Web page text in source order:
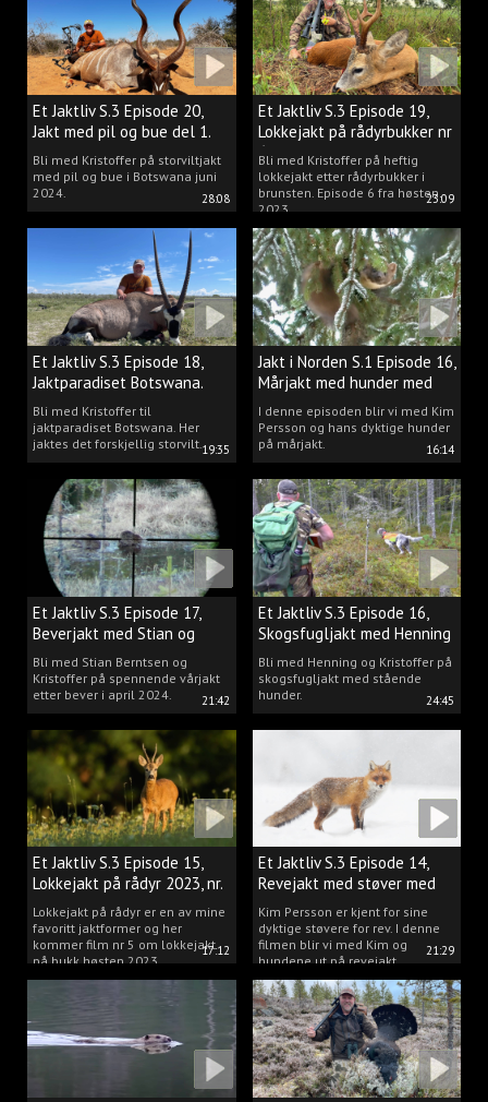
28:08
Et Jaktliv S.3 Episode 20,
Jakt med pil og bue del 1.
Bli med Kristoffer på storviltjakt
med pil og bue i Botswana juni
2024.
23:09
Et Jaktliv S.3 Episode 19,
Lokkejakt på rådyrbukker nr
6
Bli med Kristoffer på heftig
lokkejakt etter rådyrbukker i
brunsten. Episode 6 fra høsten
2023.
19:35
Et Jaktliv S.3 Episode 18,
Jaktparadiset Botswana.
Bli med Kristoffer til
jaktparadiset Botswana. Her
jaktes det forskjellig storvilt.
16:14
Jakt i Norden S.1 Episode 16,
Mårjakt med hunder med
Kim Persson
I denne episoden blir vi med Kim
Persson og hans dyktige hunder
på mårjakt.
21:42
Et Jaktliv S.3 Episode 17,
Beverjakt med Stian og
Kristoffer
Bli med Stian Berntsen og
Kristoffer på spennende vårjakt
etter bever i april 2024.
24:45
Et Jaktliv S.3 Episode 16,
Skogsfugljakt med Henning
Mathisen
Bli med Henning og Kristoffer på
skogsfugljakt med stående
hunder.
17:12
Et Jaktliv S.3 Episode 15,
Lokkejakt på rådyr 2023, nr.
5Lokkejakt på rådyr er en av mine
favoritt jaktformer og her
kommer film nr 5 om lokkejakt
på bukk høsten 2023.
21:29
Et Jaktliv S.3 Episode 14,
Revejakt med støver med
Kim Persson
Kim Persson er kjent for sine
dyktige støvere for rev. I denne
filmen blir vi med Kim og
hundene ut på revejakt.